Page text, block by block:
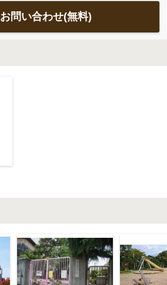
お問い合わせ(無料)